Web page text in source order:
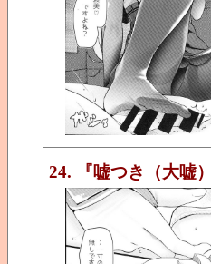
24. 『嘘つき（大嘘